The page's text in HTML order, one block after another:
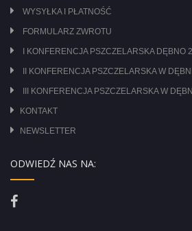
WYSYŁKA I PŁATNOŚĆ
FORMULARZ ZWROTU
I KONFERENCJA PSZCZELARSKA DĘBNO
II KONFERENCJA PSZCZELARSKA W
III KONFERENCJA PSZCZELARSKA W
KONTAKT
NEWSLETTER
ODWIEDŹ NAS NA: